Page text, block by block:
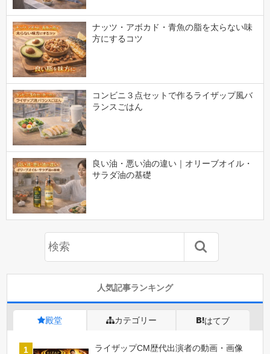
ナッツ・アボカド・青魚の脂を太らない味
方にするコツ
コンビニ３点セットで作るライザップ風バ
ランスごはん
良い油・悪い油の違い｜オリーブオイル・
サラダ油の基礎
人気記事ランキング
殿堂 カテゴリー はてブ
ライザップCM歴代出演者の動画・画像